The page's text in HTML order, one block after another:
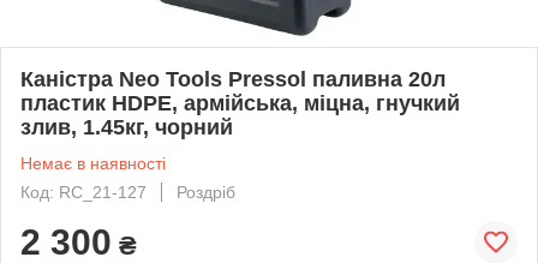
Каністра Neo Tools Pressol паливна 20л
пластик HDPE, армійська, міцна, гнучкий
злив, 1.45кг, чорний
Немає в наявності
Код: RC_21-127
Роздріб
2 300 ₴